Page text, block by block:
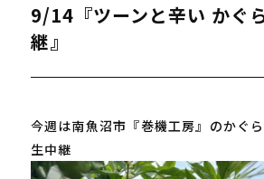
9/14『ツーンと辛い かぐ
継』
今週は南魚沼市『巻機工房』のかぐ
生中継